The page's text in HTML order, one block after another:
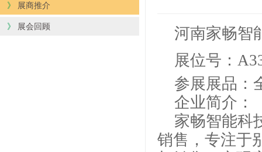
》 展商推介
》 展会回顾
河南家畅智
展位号：
参展展品：
企业简介：
家畅智能科
销售，专注于